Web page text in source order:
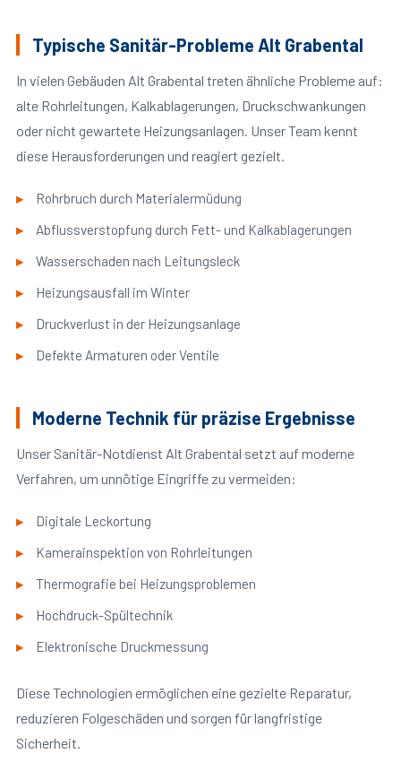
Typische Sanitär-Probleme Alt Grabental
In vielen Gebäuden Alt Grabental treten ähnliche Probleme auf:
alte Rohrleitungen, Kalkablagerungen, Druckschwankungen
oder nicht gewartete Heizungsanlagen. Unser Team kennt
diese Herausforderungen und reagiert gezielt.
Rohrbruch durch Materialermüdung
Abflussverstopfung durch Fett- und Kalkablagerungen
Wasserschaden nach Leitungsleck
Heizungsausfall im Winter
Druckverlust in der Heizungsanlage
Defekte Armaturen oder Ventile
Moderne Technik für präzise Ergebnisse
Unser Sanitär-Notdienst Alt Grabental setzt auf moderne
Verfahren, um unnötige Eingriffe zu vermeiden:
Digitale Leckortung
Kamerainspektion von Rohrleitungen
Thermografie bei Heizungsproblemen
Hochdruck-Spültechnik
Elektronische Druckmessung
Diese Technologien ermöglichen eine gezielte Reparatur,
reduzieren Folgeschäden und sorgen für langfristige
Sicherheit.